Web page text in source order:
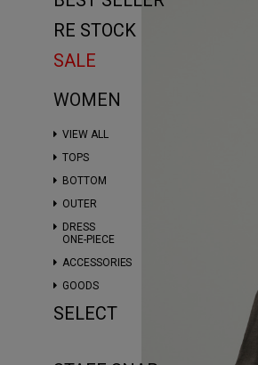
RE STOCK
SALE
WOMEN
VIEW ALL
TOPS
BOTTOM
OUTER
DRESS
ONE-PIECE
ACCESSORIES
GOODS
SELECT